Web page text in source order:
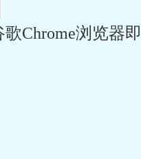
Chrome浏览器即